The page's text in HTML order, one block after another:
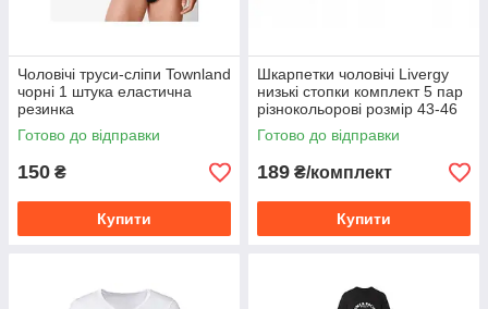
Чоловічі труси-сліпи Townland
чорні 1 штука еластична
резинка
Готово до відправки
150 ₴
Купити
Шкарпетки чоловічі Livergy
низькі стопки комплект 5 пар
різнокольорові розмір 43-46
Готово до відправки
189 ₴/комплект
Купити